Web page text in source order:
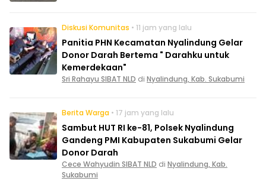
Diskusi Komunitas • 11 jam yang lalu
Panitia PHN Kecamatan Nyalindung Gelar
Donor Darah Bertema " Darahku untuk
Kemerdekaan"
Sri Rahayu SIBAT NLD di Nyalindung, Kab. Sukabumi
Berita Warga • 17 jam yang lalu
Sambut HUT RI ke-81, Polsek Nyalindung
Gandeng PMI Kabupaten Sukabumi Gelar
Donor Darah
Cece Wahyudin SIBAT NLD di Nyalindung, Kab.
Sukabumi